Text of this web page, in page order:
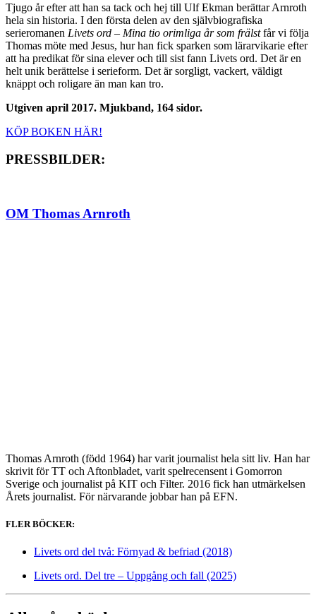
Tjugo år efter att han sa tack och hej till Ulf Ekman berättar Arnroth
hela sin historia. I den första delen av den självbiografiska
serieromanen Livets ord – Mina tio orimliga år som frälstfår vi följa
Thomas möte med Jesus, hur han fick sparken som lärarvikarie efter
att ha predikat för sina elever och till sist fann Livets ord. Det är en
helt unik berättelse i serieform. Det är sorgligt, vackert, väldigt
knäppt och roligare än man kan tro.
Utgiven april 2017. Mjukband, 164 sidor.
KÖP BOKEN HÄR!
PRESSBILDER:
OM Thomas Arnroth
Thomas Arnroth (född 1964) har varit journalist hela sitt liv. Han har
skrivit för TT och Aftonbladet, varit spelrecensent i Gomorron
Sverige och journalist på KIT och Filter. 2016 fick han utmärkelsen
Årets journalist. För närvarande jobbar han på EFN.
FLER BÖCKER:
Livets ord del två: Förnyad & befriad (2018)
Livets ord. Del tre – Uppgång och fall (2025)